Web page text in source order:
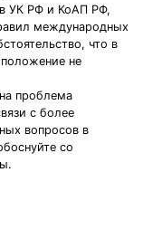
УК РФ и КоАП РФ,
международных
что в
положение не
проблема
с более
вопросов в
со